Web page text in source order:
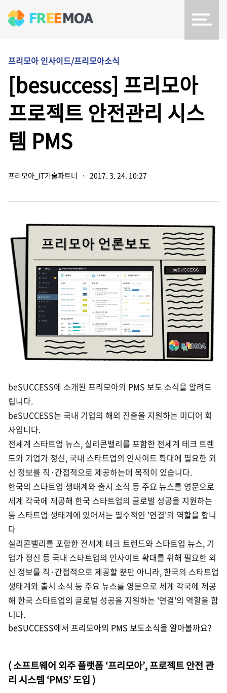
프리모아 인사이드/프리모아소식
[besuccess] 프리모아
프로젝트 안전관리 시스
템 PMS
프리모아_IT기술파트너 · 2017. 3. 24. 10:27
beSUCCESS에 소개된 프리모아의 PMS 보도 소식을 알려드
립니다.
beSUCCESS는 국내 기업의 해외 진출을 지원하는 미디어 회
사입니다.
전세계 스타트업 뉴스, 실리콘밸리를 포함한 전세계 테크 트렌
드와 기업가 정신, 국내 스타트업의 인사이트 확대에 필요한 외
신 정보를 직·간접적으로 제공하는데 목적이 있습니다.
한국의 스타트업 생태계와 출시 소식 등 주요 뉴스를 영문으로
세계 각국에 제공해 한국 스타트업의 글로벌 성공을 지원하는
등 스타트업 생태계에 있어서는 필수적인 '연결'의 역할을 합니
다
실리콘밸리를 포함한 전세계 테크 트렌드와 스타트업 뉴스, 기
업가 정신 등 국내 스타트업의 인사이트 확대를 위해 필요한 외
신 정보를 직·간접적으로 제공할 뿐만 아니라, 한국의 스타트업
생태계와 출시 소식 등 주요 뉴스를 영문으로 세계 각국에 제공
해 한국 스타트업의 글로벌 성공을 지원하는 '연결'의 역할을 합
니다.
beSUCCESS에서 프리모아의 PMS 보도소식을 알아볼까요?
( 소프트웨어 외주 플랫폼 ‘프리모아’, 프로젝트 안전 관
리 시스템 ‘PMS’ 도입 )